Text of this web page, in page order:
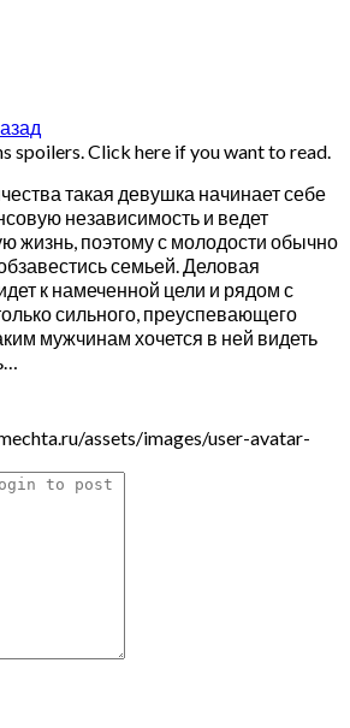
spoilers.Click here if you want to read.
такая девушка начинает себе
независимость и ведет
жизнь, поэтому с молодости обычно
семьей. Деловая
к намеченной цели и рядом с
сильного, преуспевающего
мужчинам хочется в ней видеть